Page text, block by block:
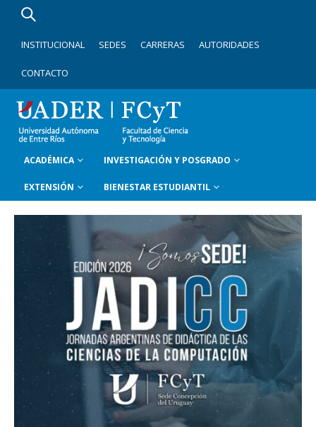
INSTITUCIONAL SEDES CARRERAS AUTORIDADES
CONTACTO
ACADÉMICA INVESTIGACIÓN Y POSGRADO
EXTENSIÓN BIENESTAR ESTUDIANTIL